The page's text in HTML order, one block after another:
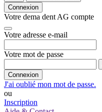
Connexion
Votre dema dent AG compte
Votre adresse e-mail
Votre mot de passe
Connexion
J'ai oublié mon mot de passe.
ou
Inscription